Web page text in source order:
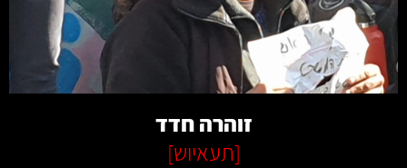
קרא עוד
זוהרה חדד
[תעאיוש]